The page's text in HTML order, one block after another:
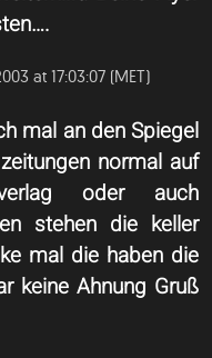
at 17:03:07 (MET)
mal an den Spiegel
normal auf
oder auch
stehen die keller
mal die haben die
keine Ahnung Gruß